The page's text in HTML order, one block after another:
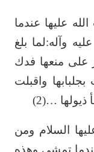
عليها عندما
‏وآله:لما بلغ
على منعها فدك
واقبلت
…(2)‏
السلام ومن
تمشي وهذه